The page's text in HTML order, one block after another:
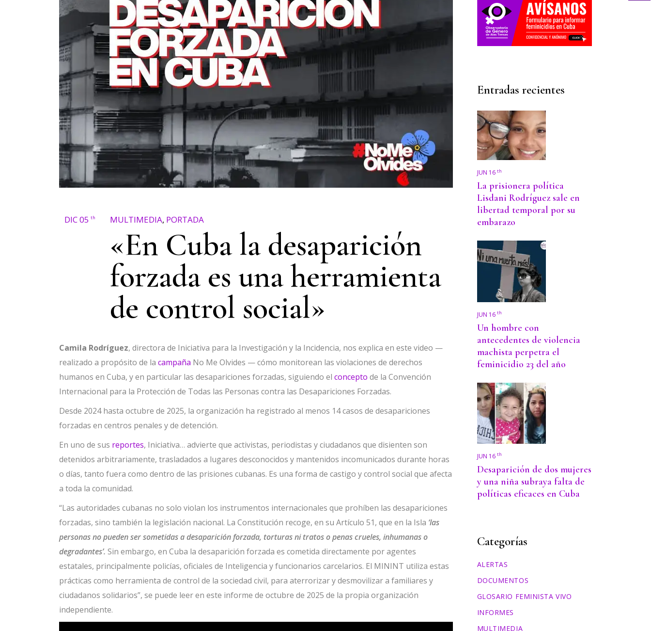
DIC 05 th MULTIMEDIA, PORTADA
«En Cuba la desaparición
forzada es una herramienta
de control social»
Camila Rodríguez, directora de Iniciativa para la Investigación y la Incidencia, nos explica en este video —
realizado a propósito de la campaña No Me Olvides — cómo monitorean las violaciones de derechos
humanos en Cuba, y en particular las desapariciones forzadas, siguiendo el concepto de la Convención
Internacional para la Protección de Todas las Personas contra las Desapariciones Forzadas.
Desde 2024 hasta octubre de 2025, la organización ha registrado al menos 14 casos de desapariciones
forzadas en centros penales y de detención.
En uno de sus reportes, Iniciativa… advierte que activistas, periodistas y ciudadanos que disienten son
detenidos arbitrariamente, trasladados a lugares desconocidos y mantenidos incomunicados durante horas
o días, tanto fuera como dentro de las prisiones cubanas. Es una forma de castigo y control social que afecta
a toda la comunidad.
“Las autoridades cubanas no solo violan los instrumentos internacionales que prohíben las desapariciones
forzadas, sino también la legislación nacional. La Constitución recoge, en su Artículo 51, que en la Isla ‘las
personas no pueden ser sometidas a desaparición forzada, torturas ni tratos o penas crueles, inhumanas o
degradantes’. Sin embargo, en Cuba la desaparición forzada es cometida directamente por agentes
estatales, principalmente policías, oficiales de Inteligencia y funcionarios carcelarios. El MININT utiliza estas
prácticas como herramienta de control de la sociedad civil, para aterrorizar y desmovilizar a familiares y
ciudadanos solidarios”, se puede leer en este informe de octubre de 2025 de la propia organización
independiente.
Entradas recientes
JUN 16 th
La prisionera política
Lisdani Rodríguez sale en
libertad temporal por su
embarazo
JUN 16 th
Un hombre con
antecedentes de violencia
machista perpetra el
feminicidio 23 del año
JUN 16 th
Desaparición de dos mujeres
y una niña subraya falta de
políticas eficaces en Cuba
Categorías
ALERTAS
DOCUMENTOS
GLOSARIO FEMINISTA VIVO
INFORMES
MULTIMEDIA